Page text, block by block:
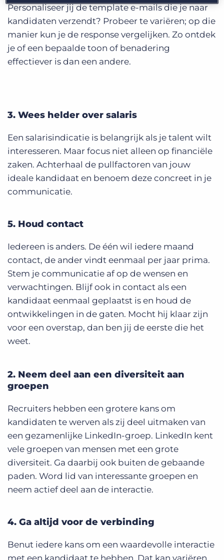
Personaliseer jij de template e-mails die je naar
kandidaten verzendt? Probeer te variëren; op die
manier kun je de response vergelijken. Zo ontdek
je of een bepaalde toon of benadering
effectiever is dan een andere.
3. Wees helder over salaris
Een salarisindicatie is belangrijk als je talent wilt
interesseren. Maar focus niet alleen op financiële
zaken. Achterhaal de pullfactoren van jouw
ideale kandidaat en benoem deze concreet in je
communicatie.
5. Houd contact
Iedereen is anders. De één wil iedere maand
contact, de ander vindt eenmaal per jaar prima.
Stem je communicatie af op de wensen en
verwachtingen. Blijf ook in contact als een
kandidaat eenmaal geplaatst is en houd de
ontwikkelingen in de gaten. Mocht hij klaar zijn
voor een overstap, dan ben jij de eerste die het
weet.
2. Neem deel aan een diversiteit aan
groepen
Recruiters hebben een grotere kans om
kandidaten te werven als zij deel uitmaken van
een gezamenlijke LinkedIn-groep. LinkedIn kent
vele groepen van mensen met een grote
diversiteit. Ga daarbij ook buiten de gebaande
paden. Word lid van interessante groepen en
neem actief deel aan de interactie.
4. Ga altijd voor de verbinding
Benut iedere kans om een waardevolle interactie
met een kandidaat te hebben. Dat kan variëren